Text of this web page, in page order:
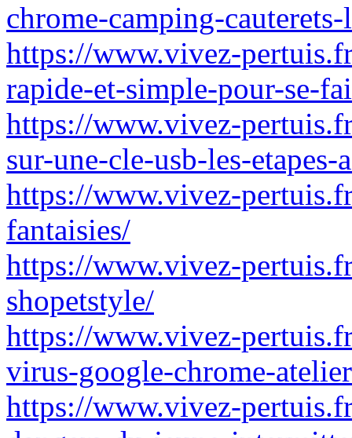
chrome-camping-
https://www.vivez-
rapide-et-simple-pour-se-
https://www.vivez-
sur-une-cle-usb-les-
https://www.vivez-
fantaisies/
https://www.vivez-
shopetstyle/
https://www.vivez-
virus-google-chrome-
https://www.vivez-